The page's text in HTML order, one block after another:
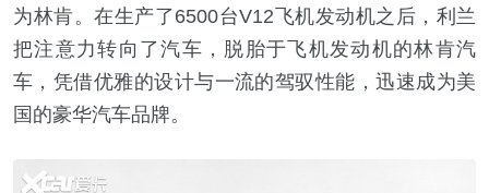
为林肯。在生产了6500台V12飞机发动机之后，利兰
把注意力转向了汽车，脱胎于飞机发动机的林肯汽
车，凭借优雅的设计与一流的驾驭性能，迅速成为美
国的豪华汽车品牌。